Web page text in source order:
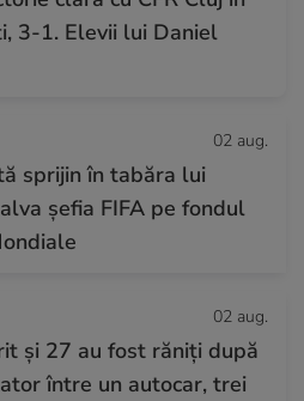
3-1. Elevii lui Daniel
02 aug.
sprijin în tabăra lui
șefia FIFA pe fondul
02 aug.
și 27 au fost răniți după
între un autocar, trei